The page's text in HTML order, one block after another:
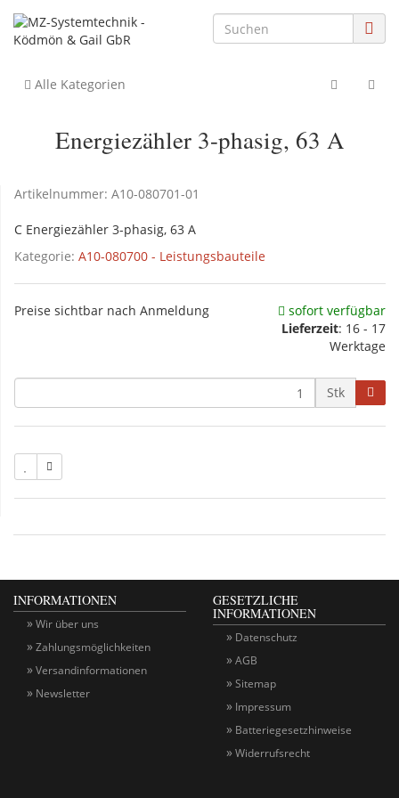
Alle Kategorien
Energiezähler 3-phasig, 63 A
Artikelnummer: A10-080701-01
C Energiezähler 3-phasig, 63 A
Kategorie: A10-080700 - Leistungsbauteile
Preise sichtbar nach Anmeldung
sofort verfügbar
Lieferzeit: 16 - 17
Werktage
Stk
INFORMATIONEN
Wir über uns
Zahlungsmöglichkeiten
Versandinformationen
Newsletter
GESETZLICHE
INFORMATIONEN
Datenschutz
AGB
Sitemap
Impressum
Batteriegesetzhinweise
Widerrufsrecht